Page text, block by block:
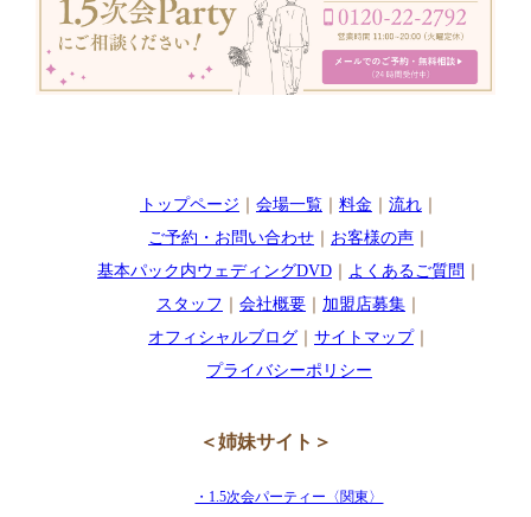
トップページ 会場一覧｜ 料金 流れ｜
ご予約・お問い合わせ｜ お客様の声｜
基本パック内ウェディングDVD｜ よくあるご質問
スタッフ
会社概要｜ 加盟店募集｜
オフィシャルブログ｜ サイトマップ｜
プライバシーポリシー
＜姉妹サイト＞
・1.5次会パーティー〈関東〉